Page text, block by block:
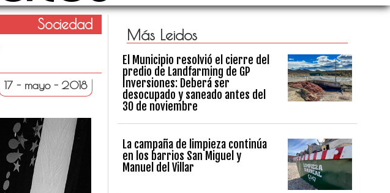
Sociedad
17 - mayo - 2018
Más Leidos
El Municipio resolvió el cierre del
predio de Landfarming de GP
Inversiones: Deberá ser
desocupado y saneado antes del
30 de noviembre
La campaña de limpieza continúa
en los barrios San Miguel y
Manuel del Villar